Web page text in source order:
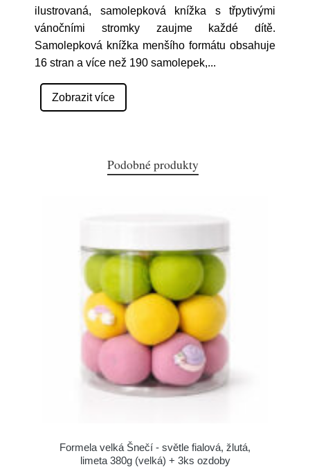
ilustrovaná, samolepková knížka s třpytivými
vánočními stromky zaujme každé dítě.
Samolepková knížka menšího formátu obsahuje
16 stran a více než 190 samolepek,...
Zobrazit více
Podobné produkty
Formela velká Šnečí - světle fialová, žlutá,
limeta 380g (velká) + 3ks ozdoby